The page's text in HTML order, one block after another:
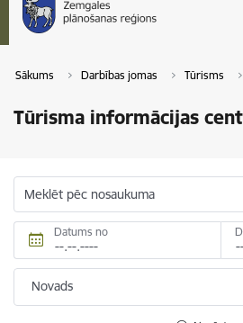
Sākums Darbības jomas Tūrisms
Tūrisma informācijas
Meklēt pēc nosaukuma
Datums no
Novads